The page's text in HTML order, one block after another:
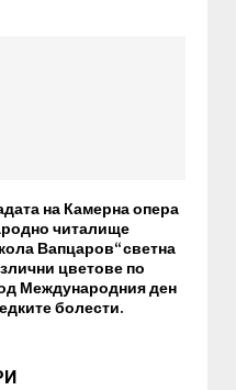
на Камерна опера
читалище
Вапцаров“ светна
цветове по
Международния ден
болести.